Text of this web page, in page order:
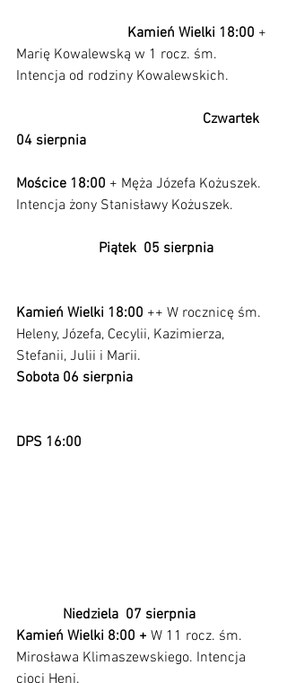
                               Kamień Wielki 18:00
+
Marię Kowalewską w 1 rocz. śm.
Intencja od rodziny Kowalewskich.
Czwartek
04 sierpnia
Mościce 18:00 + Męża Józefa Kożuszek.
Intencja żony Stanisławy Kożuszek.
Piątek  05 sierpnia
Kamień Wielki 18:00 ++ W rocznicę śm.
Heleny, Józefa, Cecylii, Kazimierza,
Stefanii, Julii i Marii.
Sobota 06 sierpnia
DPS 16:00
             Niedziela  07 sierpnia
Kamień Wielki 8:00 + W 11 rocz. śm.
Mirosława Klimaszewskiego. Intencja
cioci Heni.